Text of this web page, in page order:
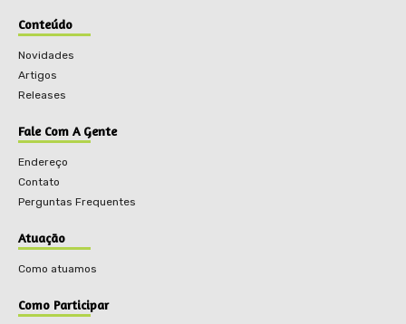
Conteúdo
Novidades
Artigos
Releases
Fale Com A Gente
Endereço
Contato
Perguntas Frequentes
Atuação
Como atuamos
Como Participar